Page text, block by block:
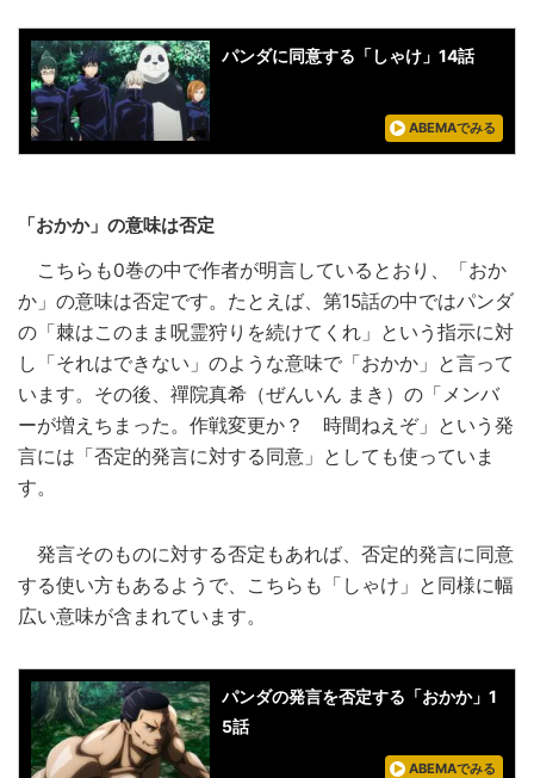
パンダに同意する「しゃけ」14話
ABEMAでみる
「おかか」の意味は否定
こちらも0巻の中で作者が明言しているとおり、「おか
か」の意味は否定です。たとえば、第15話の中ではパンダ
の「棘はこのまま呪霊狩りを続けてくれ」という指示に対
し「それはできない」のような意味で「おかか」と言って
います。その後、禪院真希（ぜんいん まき）の「メンバ
ーが増えちまった。作戦変更か？ 時間ねえぞ」という発
言には「否定的発言に対する同意」としても使っていま
す。
発言そのものに対する否定もあれば、否定的発言に同意
する使い方もあるようで、こちらも「しゃけ」と同様に幅
広い意味が含まれています。
パンダの発言を否定する「おかか」1
5話
ABEMAでみる